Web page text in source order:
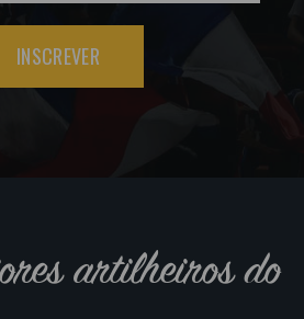
INSCREVER
artilheiros do